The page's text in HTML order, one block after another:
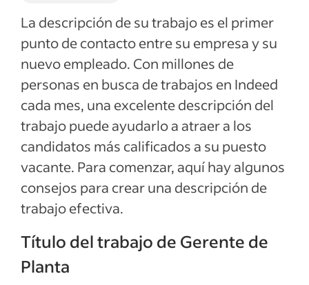
Responsabilidades y Deberes de Gerente
de Planta
Calificaciones y habilidades de Gerente de
Ejemplos de descripciones del empleo
Ver más
La descripción de su trabajo es el primer
punto de contacto entre su empresa y su
nuevo empleado. Con millones de
personas en busca de trabajos en Indeed
cada mes, una excelente descripción del
trabajo puede ayudarlo a atraer a los
candidatos más calificados a su puesto
vacante. Para comenzar, aquí hay algunos
consejos para crear una descripción de
trabajo efectiva.
Título del trabajo de Gerente de
Planta